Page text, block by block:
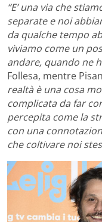
“E’ una via che
separate e noi
da qualche tempo
viviamo come un
andare, quando ne
Follesa, mentre
realtà è una cosa
complicata da far
percepita come la
con una
che coltivare noi